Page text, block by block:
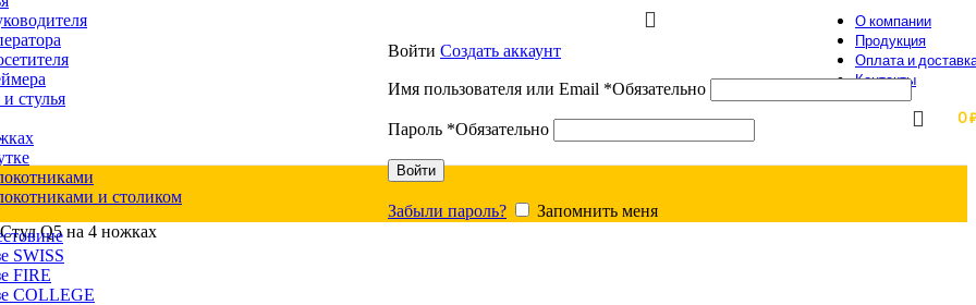
О компании
Продукция
Оплата и
Контакты
стулья
и столиком
SWISS
FIRE
COLLEGE
Войти Создать аккаунт
Имя пользователя или Email *Обязательно
Пароль *Обязательно
Войти
Забыли пароль? Запомнить меня
0
Cтул Q5 на 4 ножках